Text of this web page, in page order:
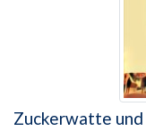
Zuckerwatte und